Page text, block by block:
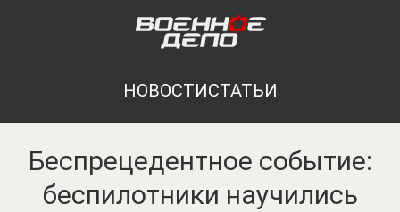
НОВОСТИСТАТЬИ
Беспрецедентное событие:
беспилотники научились